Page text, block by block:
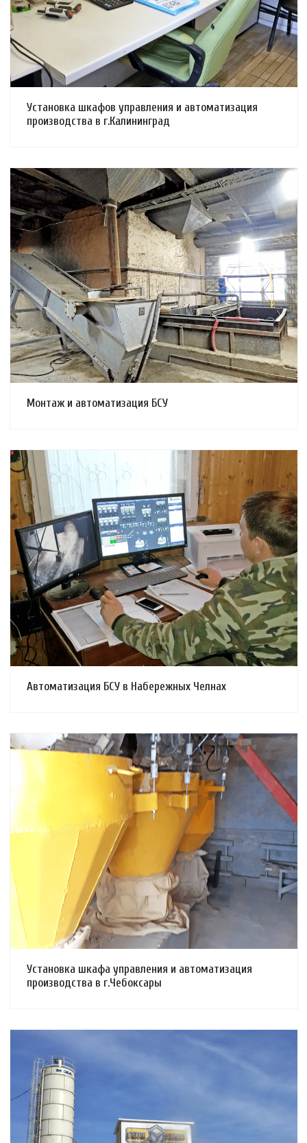
Установка шкафов управления и автоматизация
производства в г.Калининград
Смотреть проект
Монтаж и автоматизация БСУ
Смотреть проект
Автоматизация БСУ в Набережных Челнах
Смотреть проект
Установка шкафа управления и автоматизация
производства в г.Чебоксары